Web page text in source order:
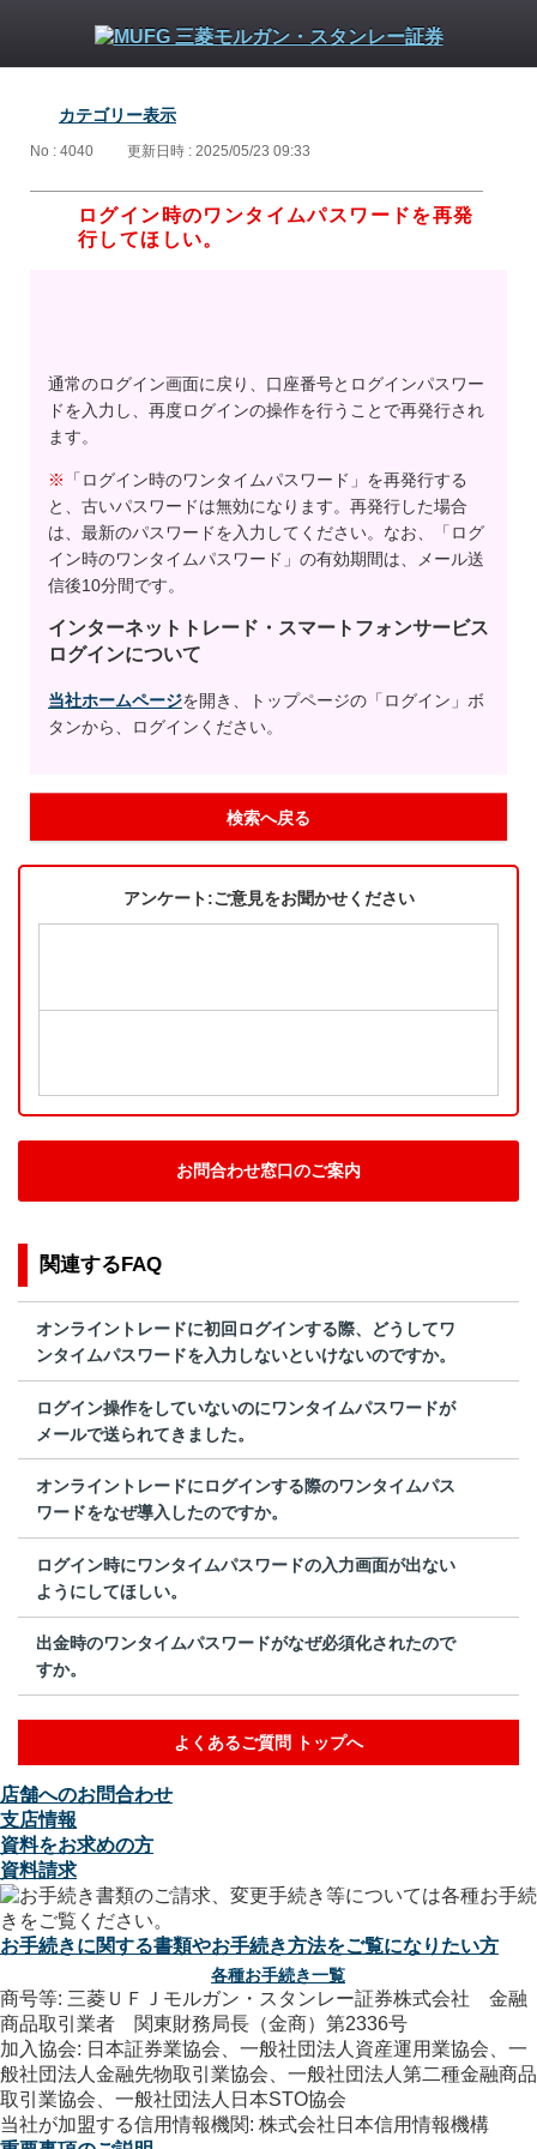
カテゴリー表示
No : 4040 更新日時 : 2025/05/23 09:33
ログイン時のワンタイムパスワードを再発
行してほしい。
通常のログイン画面に戻り、口座番号とログインパスワー
ドを入力し、再度ログインの操作を行うことで再発行され
ます。
※
「ログイン時のワンタイムパスワード」を再発行する
と、古いパスワードは無効になります。再発行した場合
は、最新のパスワードを入力してください。なお、「ログ
イン時のワンタイムパスワード」の有効期間は、メール送
信後10分間です。
インターネットトレード・スマートフォンサービス
ログインについて
当社ホームページを開き、トップページの「ログイン」ボ
タンから、ログインください。
検索へ戻る
アンケート:ご意見をお聞かせください
お問合わせ窓口のご案内
関連するFAQ
オンライントレードに初回ログインする際、どうしてワ
ンタイムパスワードを入力しないといけないのですか。
ログイン操作をしていないのにワンタイムパスワードが
メールで送られてきました。
オンライントレードにログインする際のワンタイムパス
ワードをなぜ導入したのですか。
ログイン時にワンタイムパスワードの入力画面が出ない
ようにしてほしい。
出金時のワンタイムパスワードがなぜ必須化されたので
すか。
よくあるご質問 トップへ
店舗へのお問合わせ
支店情報
資料をお求めの方
資料請求
お手続きに関する書類やお手続き方法をご覧になりたい方
各種お手続き一覧
商号等: 三菱ＵＦＪモルガン・スタンレー証券株式会社 金融
商品取引業者 関東財務局長（金商）第2336号
加入協会: 日本証券業協会、一般社団法人資産運用業協会、一
般社団法人金融先物取引業協会、一般社団法人第二種金融商品
取引業協会、一般社団法人日本STO協会
当社が加盟する信用情報機関: 株式会社日本信用情報機構